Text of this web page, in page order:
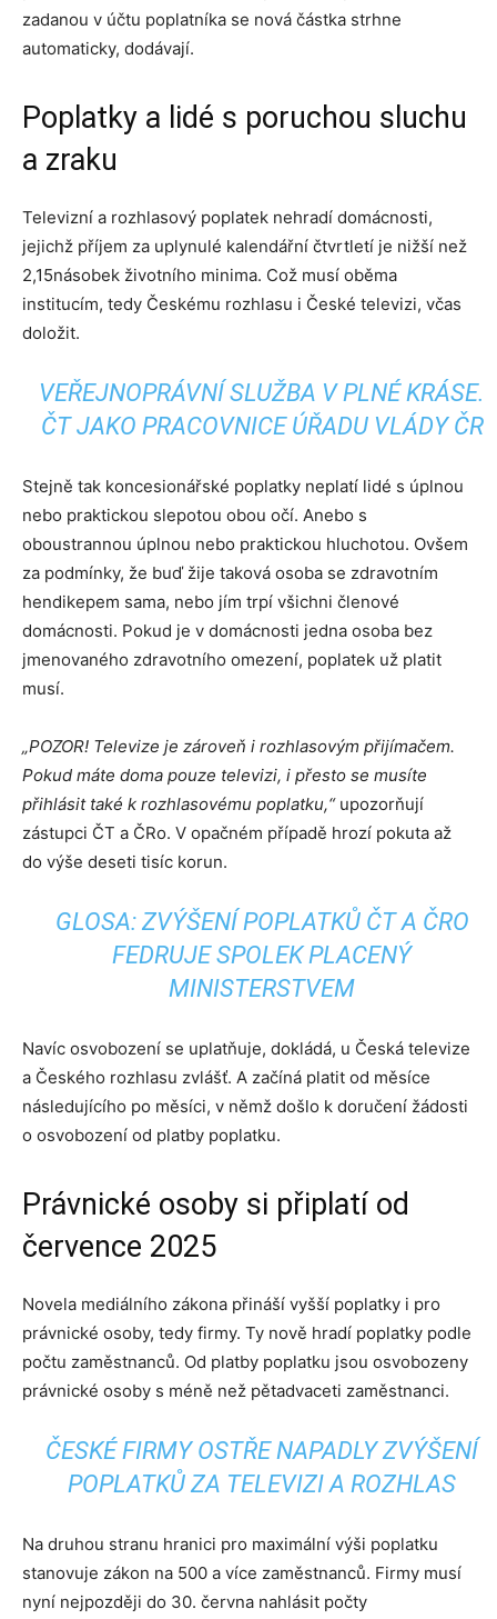
zadanou v účtu poplatníka se nová částka strhne
automaticky, dodávají.
Poplatky a lidé s poruchou sluchu
a zraku
Televizní a rozhlasový poplatek nehradí domácnosti,
jejichž příjem za uplynulé kalendářní čtvrtletí je nižší než
2,15násobek životního minima. Což musí oběma
institucím, tedy Českému rozhlasu i České televizi, včas
doložit.
VEŘEJNOPRÁVNÍ SLUŽBA V PLNÉ KRÁSE.
ČT JAKO PRACOVNICE ÚŘADU VLÁDY ČR
Stejně tak koncesionářské poplatky neplatí lidé s úplnou
nebo praktickou slepotou obou očí. Anebo s
oboustrannou úplnou nebo praktickou hluchotou. Ovšem
za podmínky, že buď žije taková osoba se zdravotním
hendikepem sama, nebo jím trpí všichni členové
domácnosti. Pokud je v domácnosti jedna osoba bez
jmenovaného zdravotního omezení, poplatek už platit
musí.
„POZOR! Televize je zároveň i rozhlasovým přijímačem.
Pokud máte doma pouze televizi, i přesto se musíte
přihlásit také k rozhlasovému poplatku,“ upozorňují
zástupci ČT a ČRo. V opačném případě hrozí pokuta až
do výše deseti tisíc korun.
GLOSA: ZVÝŠENÍ POPLATKŮ ČT A ČRO
FEDRUJE SPOLEK PLACENÝ
MINISTERSTVEM
Navíc osvobození se uplatňuje, dokládá, u Česká televize
a Českého rozhlasu zvlášť. A začíná platit od měsíce
následujícího po měsíci, v němž došlo k doručení žádosti
o osvobození od platby poplatku.
Právnické osoby si připlatí od
července 2025
Novela mediálního zákona přináší vyšší poplatky i pro
právnické osoby, tedy firmy. Ty nově hradí poplatky podle
počtu zaměstnanců. Od platby poplatku jsou osvobozeny
právnické osoby s méně než pětadvaceti zaměstnanci.
ČESKÉ FIRMY OSTŘE NAPADLY ZVÝŠENÍ
POPLATKŮ ZA TELEVIZI A ROZHLAS
Na druhou stranu hranici pro maximální výši poplatku
stanovuje zákon na 500 a více zaměstnanců. Firmy musí
nyní nejpozději do 30. června nahlásit počty